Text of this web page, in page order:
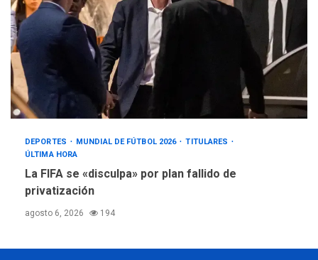
DEPORTES MUNDIAL DE FÚTBOL 2026
TITULARES
ÚLTIMA HORA
La FIFA se «disculpa» por plan fallido de
privatización
agosto 6, 2026 194